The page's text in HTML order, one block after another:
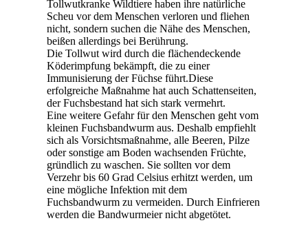
Tollwutkranke Wildtiere haben ihre natürliche
Scheu vor dem Menschen verloren und fliehen
nicht, sondern suchen die Nähe des Menschen,
beißen allerdings bei Berührung.
Die Tollwut wird durch die flächendeckende
Köderimpfung bekämpft, die zu einer
Immunisierung der Füchse führt.Diese
erfolgreiche Maßnahme hat auch Schattenseiten,
der Fuchsbestand hat sich stark vermehrt.
Eine weitere Gefahr für den Menschen geht vom
kleinen Fuchsbandwurm aus. Deshalb empfiehlt
sich als Vorsichtsmaßnahme, alle Beeren, Pilze
oder sonstige am Boden wachsenden Früchte,
gründlich zu waschen. Sie sollten vor dem
Verzehr bis 60 Grad Celsius erhitzt werden, um
eine mögliche Infektion mit dem
Fuchsbandwurm zu vermeiden. Durch Einfrieren
werden die Bandwurmeier nicht abgetötet.